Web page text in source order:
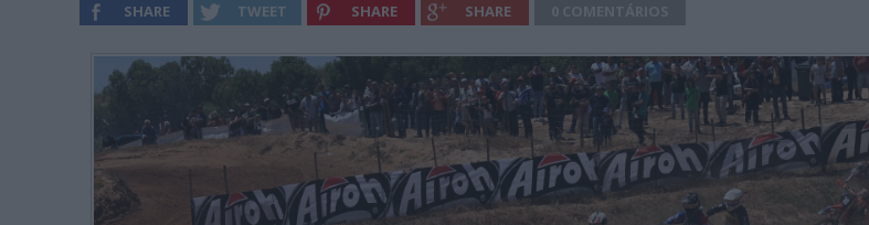
SHARE TWEET SHARE SHARE